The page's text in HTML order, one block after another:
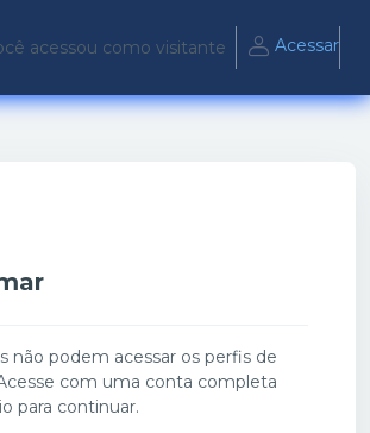
acessou como visitante Acessar
não podem acessar os perfis de
com uma conta completa
para continuar.